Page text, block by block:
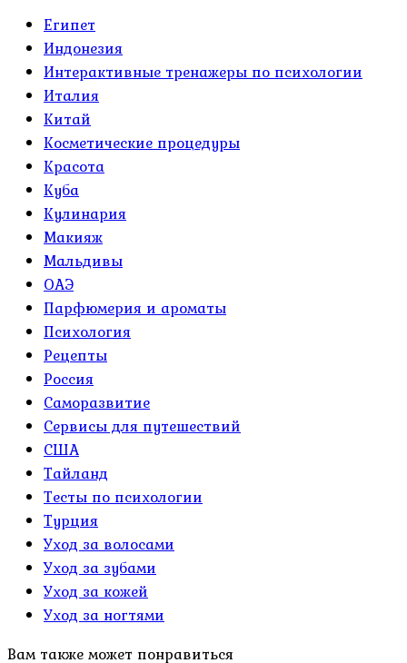
Египет
Индонезия
Интерактивные тренажеры по психологии
Италия
Китай
Косметические процедуры
Красота
Куба
Кулинария
Макияж
Мальдивы
ОАЭ
Парфюмерия и ароматы
Психология
Рецепты
Россия
Саморазвитие
Сервисы для путешествий
США
Тайланд
Тесты по психологии
Турция
Уход за волосами
Уход за зубами
Уход за кожей
Уход за ногтями
Вам также может понравиться